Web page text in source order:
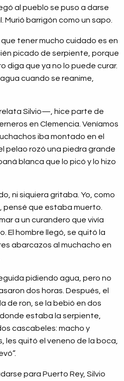
al pueblo se puso a darse
Murió barrigón como un sapo.
tener mucho cuidado es en
picado de serpiente, porque
diga que ya no lo puede curar.
cuando se reanime,
Silvio—, hice parte de
en Clemencia. Veníamos
iba montado en el
pelao rozó una piedra grande
blanca que lo picó y lo hizo
ni siquiera gritaba. Yo, como
pensé que estaba muerto.
a un curandero que vivía
El hombre llegó, se quitó la
abarcazos al muchacho en
pidiendo agua, pero no
dos horas. Después, el
de ron, se la bebió en dos
estaba la serpiente,
cascabeles: macho y
les quitó el veneno de la boca,
para Puerto Rey, Silvio